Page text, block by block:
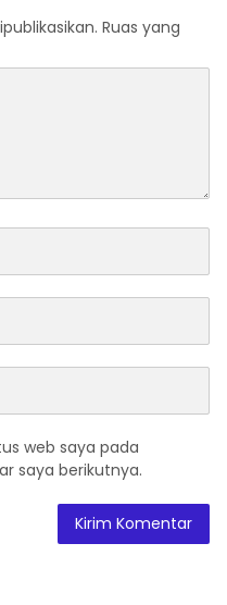
Ruas yang
web saya pada
saya berikutnya.